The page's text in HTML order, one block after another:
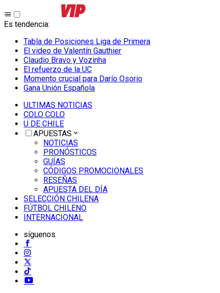
Es tendencia:
Tabla de Posiciones Liga de Primera
El video de Valentín Gauthier
Claudio Bravo y Vozinha
El refuerzo de la UC
Momento crucial para Darío Osorio
Gana Unión Española
ULTIMAS NOTICIAS
COLO COLO
U DE CHILE
APUESTAS
NOTICIAS
PRONÓSTICOS
GUÍAS
CÓDIGOS PROMOCIONALES
RESEÑAS
APUESTA DEL DÍA
SELECCIÓN CHILENA
FÚTBOL CHILENO
INTERNACIONAL
síguenos